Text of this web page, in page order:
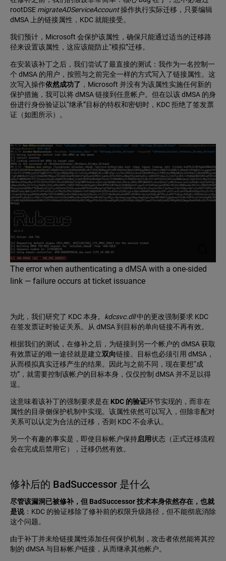
rootDSE migrateADServiceAccount操作执行实际迁移，只要编辑
dMSA 上的链接属性，KDC 就能接受。
我们预计，Microsoft 会保护该属性，确保只能通过适当的迁移路
径来设置该属性，这应该能防止“模拟”迁移。
在安装该补丁之后，我们尝试了最直接的测试：我作为一名控制一
个 dMSA 的用户，按照与之前完全一样的方式写入了链接属性。这
次写入操作依然成功了 ，Microsoft 并没有为该属性实施任何新的
保护措施，我可以将 dMSA 链接到任意帐户。但在以该 dMSA 的身
份进行身份验证以“继承”目标的特权和密钥时，KDC 拒绝了签发票
证（如图所示）。
The error when authenticating a dMSA with a one-sided
link — failure occurs at ticket issuance
为此，我们研究了 KDC 本身。 kdcsvc.dll中的更改强制要求 KDC
在签发票证时验证关系。从 dMSA 到目标的单向链接不再有效。
根据我们的测试，在修补之后，为链接到另一个帐户的 dMSA 获取
有效票证的唯一途径就是建立双向链接。目标也必须引用 dMSA，
从而模拟真实迁移产生的结果。因此与之前不同，现在要想“成
功”，就需要控制该帐户的目标本身，仅仅控制 dMSA 并不足以得
逞。
这意味着该补丁的强制要求是在 KDC 的验证环节实现的，而非在
属性的目录侧保护机制中实现。该属性依然可以写入，但除非配对
关系可以认定为合法的迁移，否则 KDC 不会承认。
另一个有趣的事实是，即使目标帐户保持启用状态（正式迁移流程
会在完成后禁用它），迁移仍然有效。
修补后的 BadSuccessor 是什么
尽管该漏洞已被修补，但 BadSuccessor 技术本身依然存在，也就
是说：KDC 的验证移除了修补前的权限升级路径，但不能彻底消除
这个问题。
由于补丁并未给链接属性添加任何保护机制，攻击者依然能将其控
制的 dMSA 与目标帐户链接，从而继承其他帐户。